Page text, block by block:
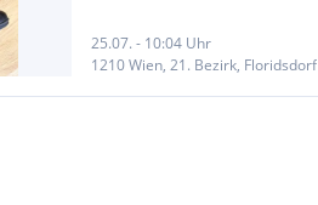
25.07. - 10:04 Uhr
1210 Wien, 21. Bezirk, Floridsdorf